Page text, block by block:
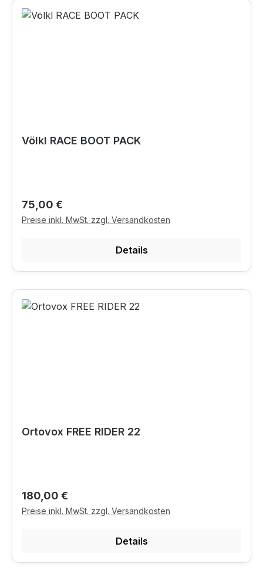
Völkl RACE BOOT PACK
Regulärer Preis:
75,00 €
Preise inkl. MwSt. zzgl. Versandkosten
Details
Ortovox FREE RIDER 22
Regulärer Preis:
180,00 €
Preise inkl. MwSt. zzgl. Versandkosten
Details